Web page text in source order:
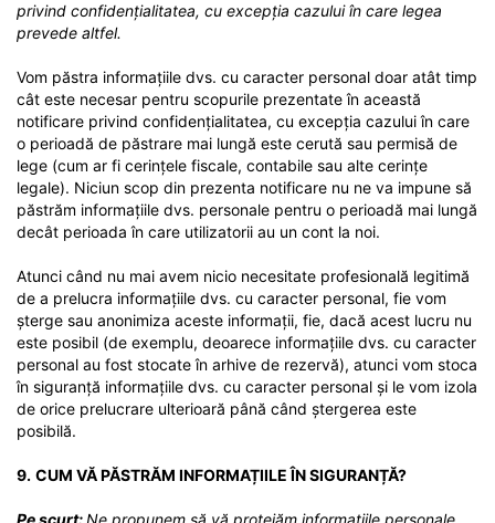
privind confidențialitatea, cu excepția cazului în care legea
prevede altfel.
Vom păstra informațiile dvs. cu caracter personal doar atât timp
cât este necesar pentru scopurile prezentate în această
notificare privind confidențialitatea, cu excepția cazului în care
o perioadă de păstrare mai lungă este cerută sau permisă de
lege (cum ar fi cerințele fiscale, contabile sau alte cerințe
legale). Niciun scop din prezenta notificare nu ne va impune să
păstrăm informațiile dvs. personale pentru o perioadă mai lungă
decât perioada în care utilizatorii au un cont la noi.
Atunci când nu mai avem nicio necesitate profesională legitimă
de a prelucra informațiile dvs. cu caracter personal, fie vom
șterge sau anonimiza aceste informații, fie, dacă acest lucru nu
este posibil (de exemplu, deoarece informațiile dvs. cu caracter
personal au fost stocate în arhive de rezervă), atunci vom stoca
în siguranță informațiile dvs. cu caracter personal și le vom izola
de orice prelucrare ulterioară până când ștergerea este
posibilă.
9. CUM VĂ PĂSTRĂM INFORMAȚIILE ÎN SIGURANȚĂ?
Pe scurt:Ne propunem să vă protejăm informațiile personale